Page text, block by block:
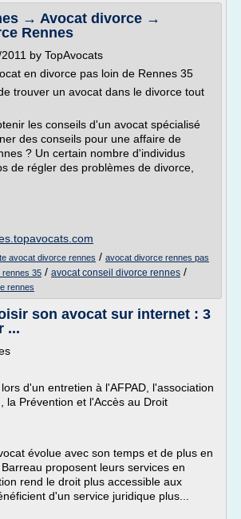
→ Avocat divorce →
Rennes
by TopAvocats
en divorce pas loin de Rennes 35
trouver un avocat dans le divorce tout
les conseils d'un avocat spécialisé
des conseils pour une affaire de
? Un certain nombre d'individus
de régler des problèmes de divorce,
avocat divorce rennes / avocat divorce rennes pas
rennes 35 / avocat conseil divorce rennes /
rennes
son avocat sur internet : 3
...
d'un entretien à l'AFPAD, l'association
la Prévention et l'Accès au Droit
évolue avec son temps et de plus en
proposent leurs services en
rend le droit plus accessible aux
d'un service juridique plus...